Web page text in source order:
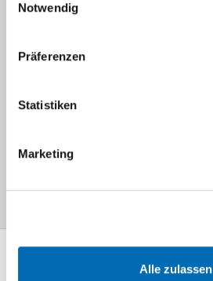
Notwendig
Präferenzen
Statistiken
Marketing
Alle zulassen
Mediathek